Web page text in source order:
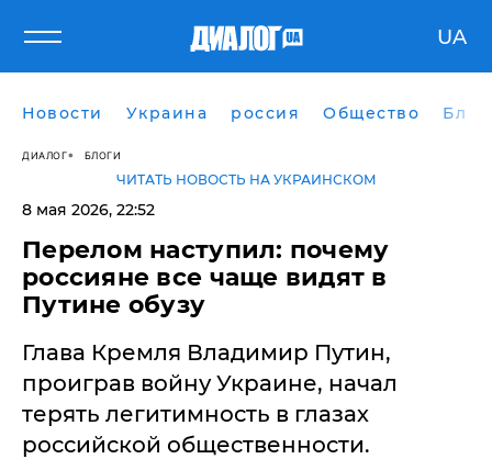
UA
Новости Украина россия Общество
ДИАЛОГ БЛОГИ
ЧИТАТЬ НОВОСТЬ НА УКРАИНСКОМ
8 мая 2026, 22:52
​Перелом наступил: почему
россияне все чаще видят в
Путине обузу
Глава Кремля Владимир Путин,
проиграв войну Украине, начал
терять легитимность в глазах
российской общественности.